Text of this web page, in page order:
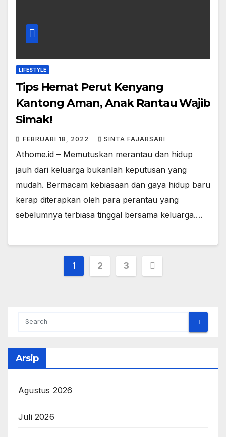
LIFESTYLE
Tips Hemat Perut Kenyang
Kantong Aman, Anak Rantau Wajib
Simak!
FEBRUARI 18, 2022 SINTA FAJARSARI
Athome.id – Memutuskan merantau dan hidup
jauh dari keluarga bukanlah keputusan yang
mudah. Bermacam kebiasaan dan gaya hidup baru
kerap diterapkan oleh para perantau yang
sebelumnya terbiasa tinggal bersama keluarga.…
Paginasi
1 2 3
Arsip
Agustus 2026
Juli 2026